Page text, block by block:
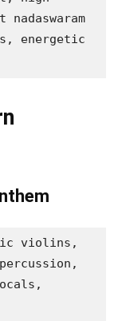
energetic
violins,